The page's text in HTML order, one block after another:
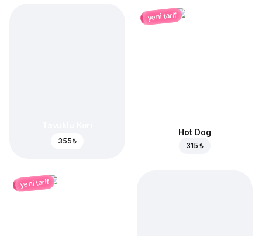
355 ₺
yeni tarif
Hot Dog
315 ₺
yeni tarif